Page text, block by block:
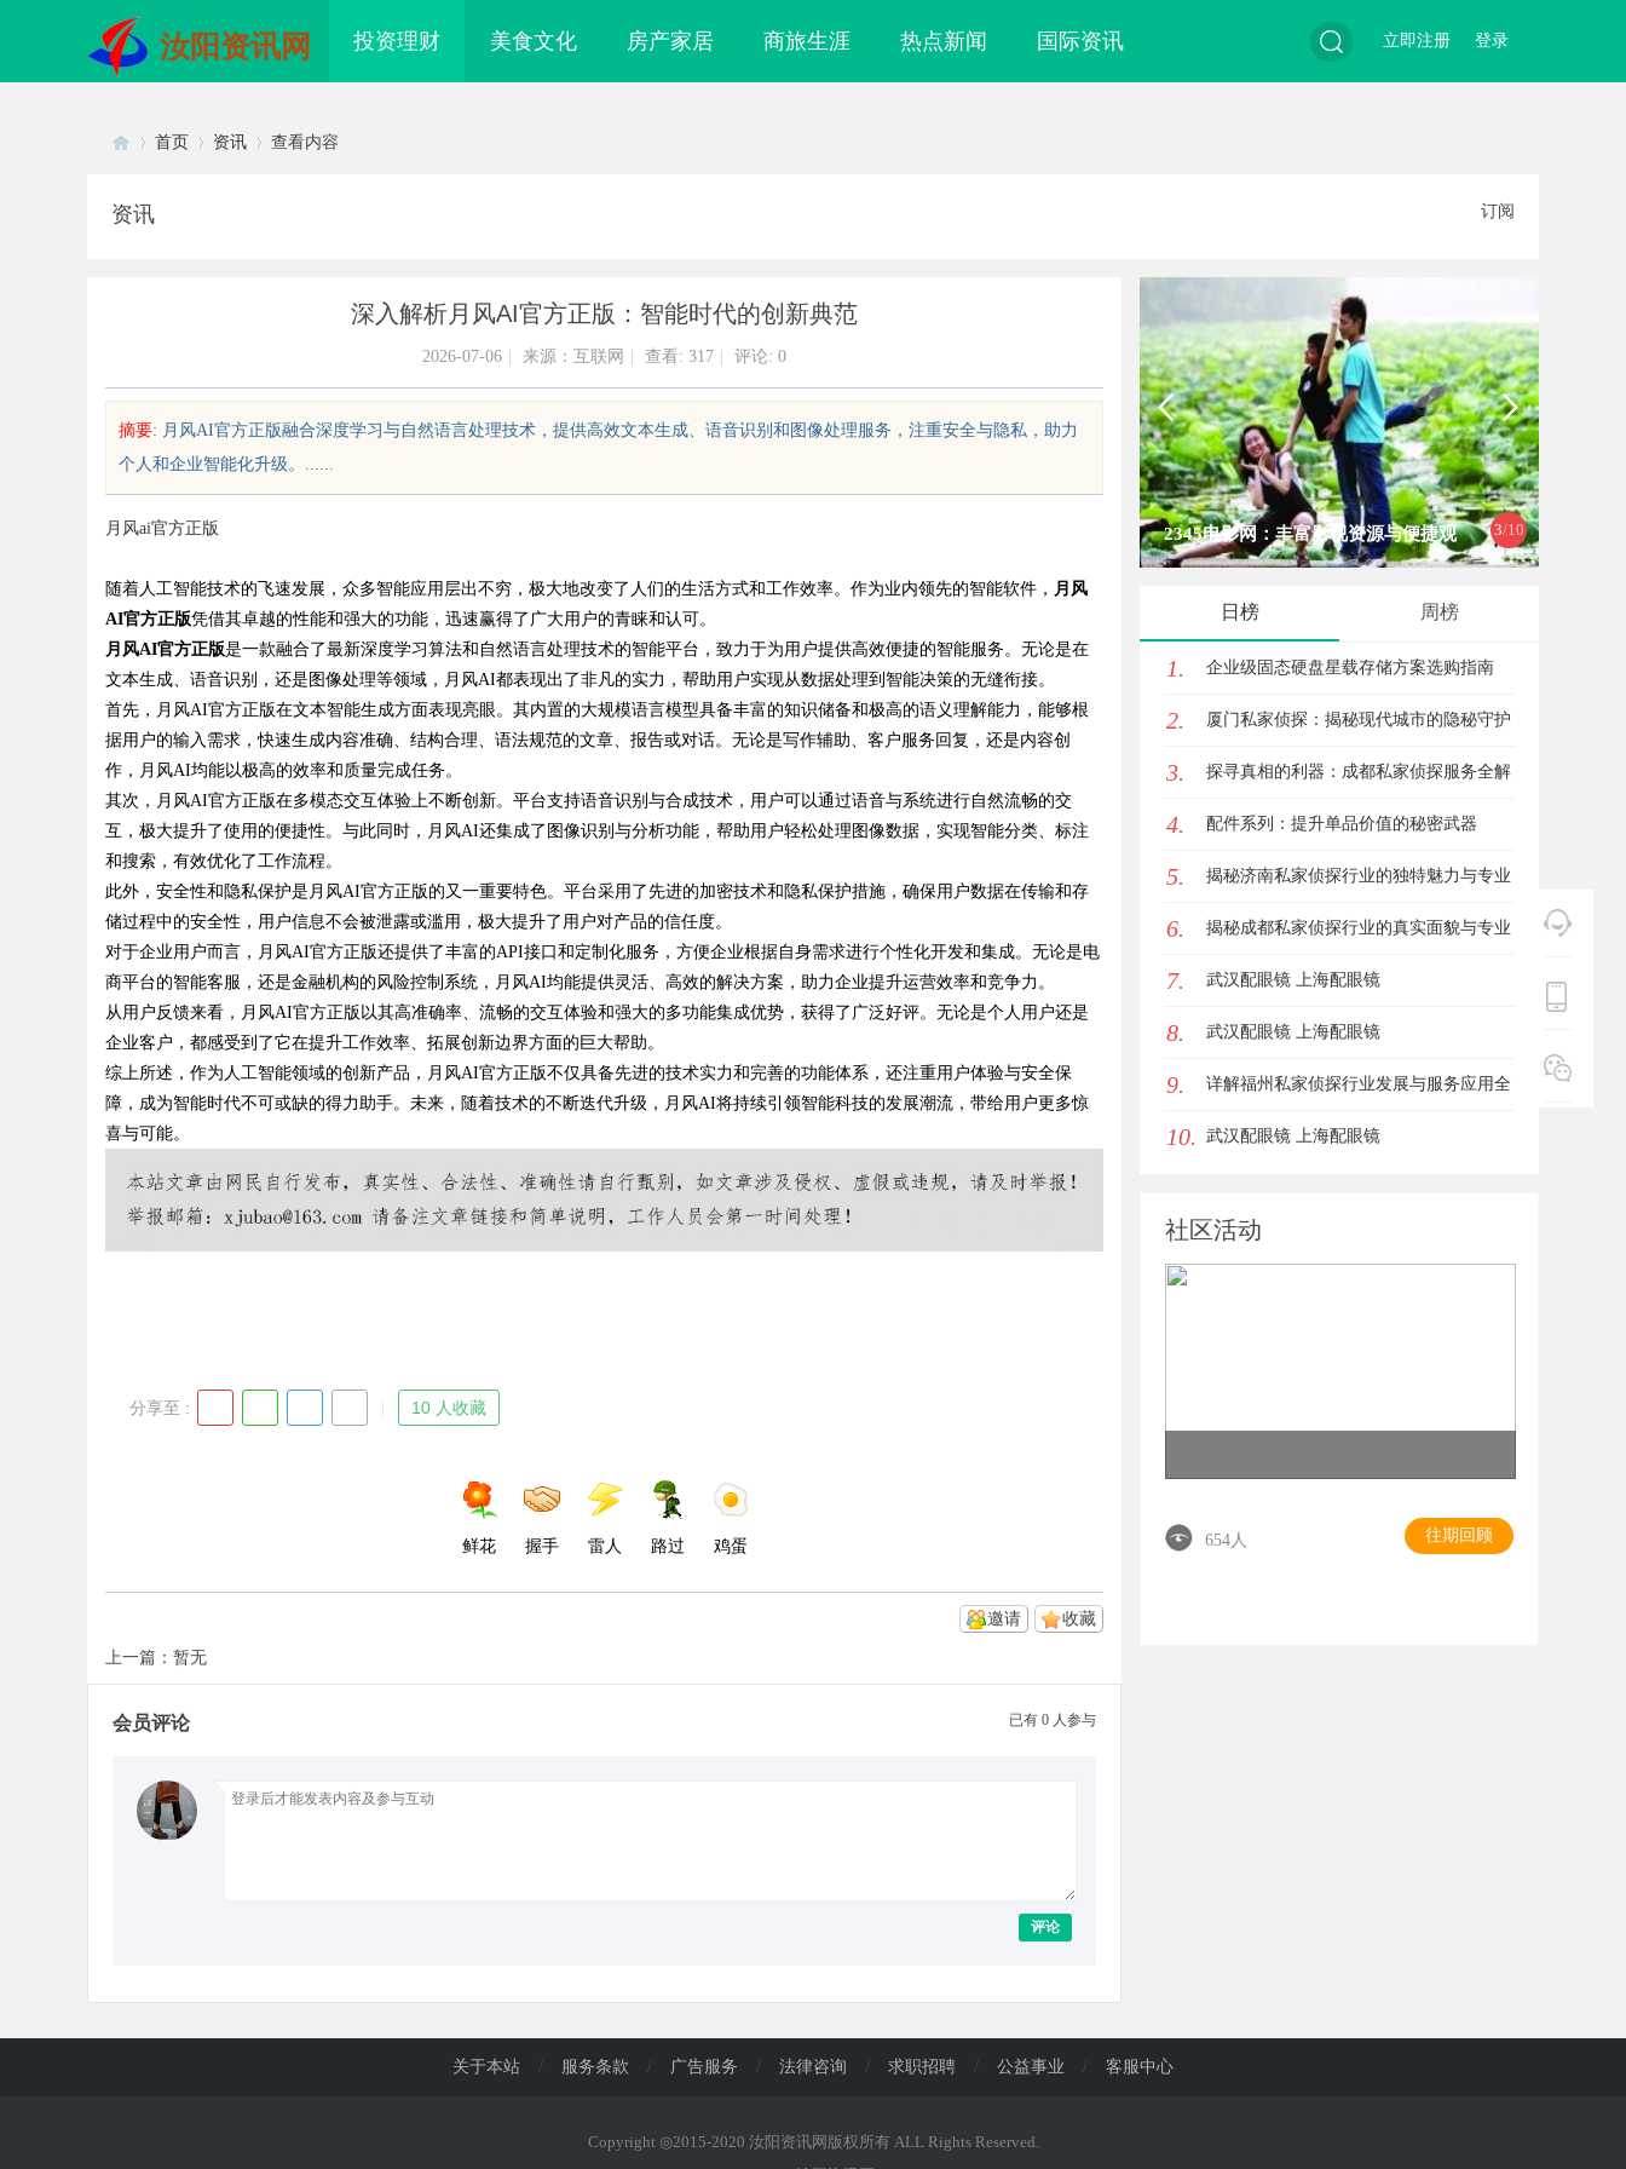
汝阳资讯网 投资理财 美食文化 房产家居 商旅生涯 热点新闻 国际资讯 登录
立即注册
uz
!
Bo
首页 资讯 查看内容
资讯 订阅
深入解析月风AI官方正版：智能时代的创新典范
2026-07-06 来源：互联网 查看: 317 评论: 0
摘要: 月风AI官方正版融合深度学习与自然语言处理技术，提供高效文本生成、语音识别和图像处理服务，注重安全与隐私，助力
个人和企业智能化升级。......
月风ai官方正版
随着人工智能技术的飞速发展，众多智能应用层出不穷，极大地改变了人们的生活方式和工作效率。作为业内领先的智能软件， 月风
AI官方正版凭借其卓越的性能和强大的功能，迅速赢得了广大用户的青睐和认可。
月风AI官方正版是一款融合了最新深度学习算法和自然语言处理技术的智能平台，致力于为用户提供高效便捷的智能服务。无论是在
文本生成、语音识别，还是图像处理等领域，月风AI都表现出了非凡的实力，帮助用户实现从数据处理到智能决策的无缝衔接。
首先，月风AI官方正版在文本智能生成方面表现亮眼。其内置的大规模语言模型具备丰富的知识储备和极高的语义理解能力，能够根
据用户的输入需求，快速生成内容准确、结构合理、语法规范的文章、报告或对话。无论是写作辅助、客户服务回复，还是内容创
作，月风AI均能以极高的效率和质量完成任务。
其次，月风AI官方正版在多模态交互体验上不断创新。平台支持语音识别与合成技术，用户可以通过语音与系统进行自然流畅的交
互，极大提升了使用的便捷性。与此同时，月风AI还集成了图像识别与分析功能，帮助用户轻松处理图像数据，实现智能分类、标注
和搜索，有效优化了工作流程。
此外，安全性和隐私保护是月风AI官方正版的又一重要特色。平台采用了先进的加密技术和隐私保护措施，确保用户数据在传输和存
储过程中的安全性，用户信息不会被泄露或滥用，极大提升了用户对产品的信任度。
对于企业用户而言，月风AI官方正版还提供了丰富的API接口和定制化服务，方便企业根据自身需求进行个性化开发和集成。无论是电
商平台的智能客服，还是金融机构的风险控制系统，月风AI均能提供灵活、高效的解决方案，助力企业提升运营效率和竞争力。
从用户反馈来看，月风AI官方正版以其高准确率、流畅的交互体验和强大的多功能集成优势，获得了广泛好评。无论是个人用户还是
企业客户，都感受到了它在提升工作效率、拓展创新边界方面的巨大帮助。
综上所述，作为人工智能领域的创新产品，月风AI官方正版不仅具备先进的技术实力和完善的功能体系，还注重用户体验与安全保
障，成为智能时代不可或缺的得力助手。未来，随着技术的不断迭代升级，月风AI将持续引领智能科技的发展潮流，带给用户更多惊
喜与可能。
分享至 : 10 人收藏
鲜花 握手 雷人 路过 鸡蛋
收藏
邀请
上一篇：暂无
已有 0 人参与
会员评论
评论
3/10
眼镜 上海配眼镜 2345电影网：丰富影视资源与便捷观
日榜 周榜
1. 企业级固态硬盘星载存储方案选购指南
2. 厦门私家侦探：揭秘现代城市的隐秘守护
者
3. 探寻真相的利器：成都私家侦探服务全解
析
4. 配件系列：提升单品价值的秘密武器
5. 揭秘济南私家侦探行业的独特魅力与专业
服务
6. 揭秘成都私家侦探行业的真实面貌与专业
服务
7. 武汉配眼镜 上海配眼镜
8. 武汉配眼镜 上海配眼镜
9. 详解福州私家侦探行业发展与服务应用全
方位指南
10. 武汉配眼镜 上海配眼镜
社区活动
654人 往期回顾
关于本站 / 服务条款 / 广告服务 / 法律咨询 / 求职招聘 / 公益事业 / 客服中心
Copyright ◎2015-2020 汝阳资讯网版权所有 ALL Rights Reserved.